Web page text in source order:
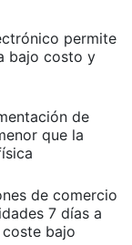
permite
bajo costo y
de
que la
de comercio
7 días a
bajo